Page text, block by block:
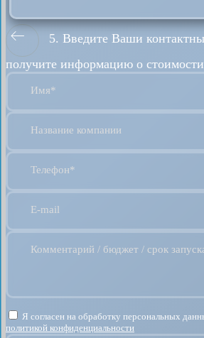
5. Введите Ваши
получите информацию о
Имя*
Название компании
Телефон*
E-mail
Комментарий / бюджет / срок
Я согласен на обработку персональных
политикой конфиденциальности